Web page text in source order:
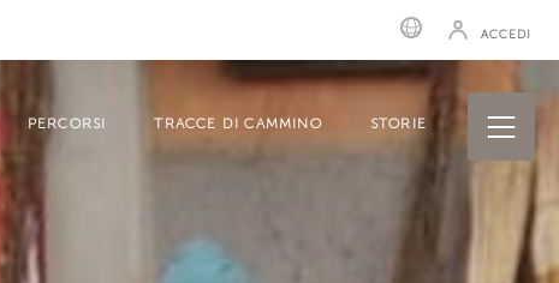
PERCORSI TRACCE DI CAMMINO STORIE
ACCEDI